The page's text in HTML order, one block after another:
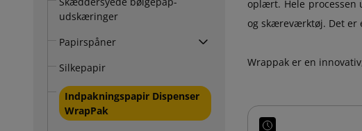
udskæringer
Papirspåner
Silkepapir
Indpakningspapir Dispenser
WrapPak
oplært. Hele
og skæreværktøj. Det er
Wrappak er en